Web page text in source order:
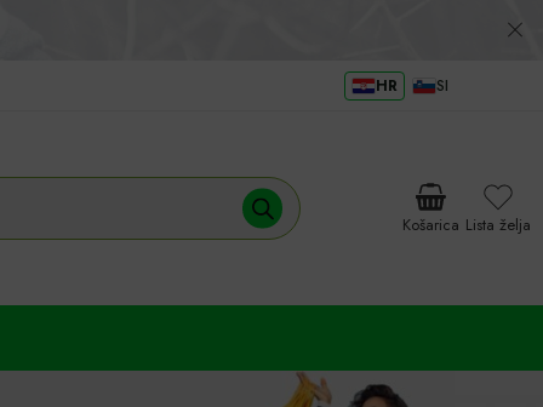
HR SI
Košarica Lista želja